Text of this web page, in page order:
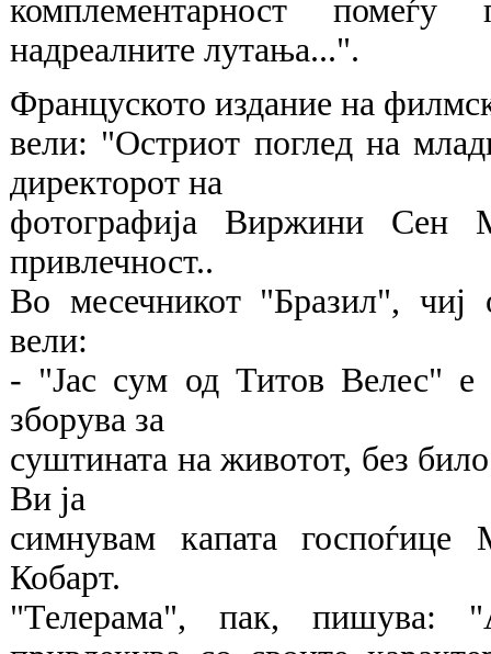
комплементарност помеѓу
надреалните лутања...".
Француското издание на
вели: "Остриот поглед на
директорот на
фотографија Виржини Сен
привлечност..
Во месечникот "Бразил",
вели:
- "Јас сум од Титов Велес" е
зборува за
суштината на животот, без
Ви ја
симнувам капата
Кобарт.
"Телерама", пак, пишува: